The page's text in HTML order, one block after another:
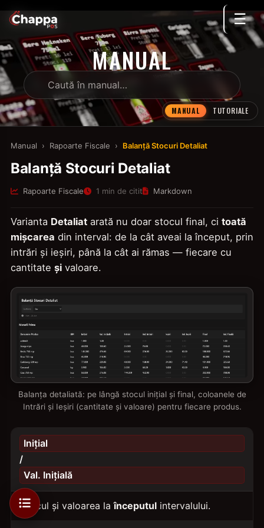
☰
MANUAL
MANUAL TUTORIALE
Manual › Rapoarte Fiscale › Balanță Stocuri Detaliat
Balanță Stocuri Detaliat
Rapoarte Fiscale 1 min de citit Markdown
Varianta Detaliat arată nu doar stocul final, ci toată
mișcarea din interval: de la cât aveai la început, prin
intrări și ieșiri, până la cât ai rămas — fiecare cu
cantitate și valoare.
Balanța detaliată: pe lângă stocul inițial și final, coloanele de
Intrări și Ieșiri (cantitate și valoare) pentru fiecare produs.
Inițial
/
Val. Inițială
Stocul și valoarea laînceputul intervalului.